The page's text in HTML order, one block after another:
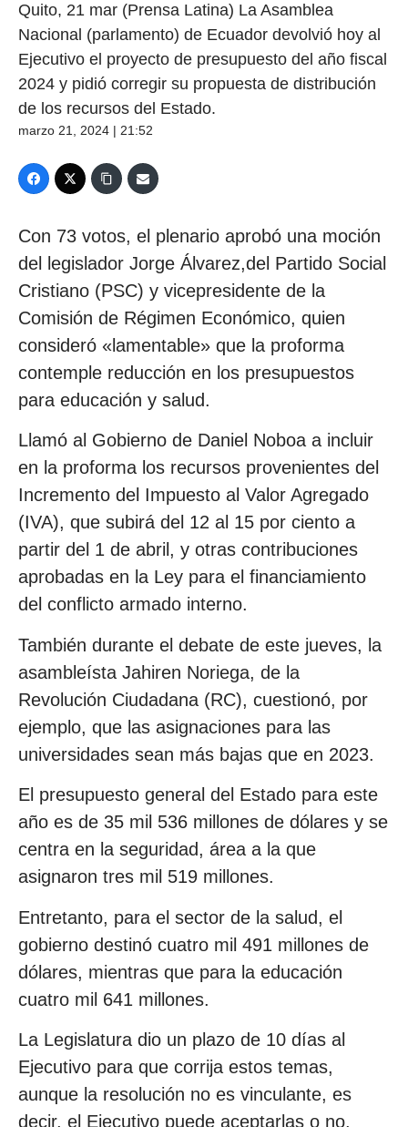
Quito, 21 mar (Prensa Latina) La Asamblea
Nacional (parlamento) de Ecuador devolvió hoy al
Ejecutivo el proyecto de presupuesto del año fiscal
2024 y pidió corregir su propuesta de distribución
de los recursos del Estado.
marzo 21, 2024 | 21:52
Con 73 votos, el plenario aprobó una moción
del legislador Jorge Álvarez,del Partido Social
Cristiano (PSC) y vicepresidente de la
Comisión de Régimen Económico, quien
consideró «lamentable» que la proforma
contemple reducción en los presupuestos
para educación y salud.
Llamó al Gobierno de Daniel Noboa a incluir
en la proforma los recursos provenientes del
Incremento del Impuesto al Valor Agregado
(IVA), que subirá del 12 al 15 por ciento a
partir del 1 de abril, y otras contribuciones
aprobadas en la Ley para el financiamiento
del conflicto armado interno.
También durante el debate de este jueves, la
asambleísta Jahiren Noriega, de la
Revolución Ciudadana (RC), cuestionó, por
ejemplo, que las asignaciones para las
universidades sean más bajas que en 2023.
El presupuesto general del Estado para este
año es de 35 mil 536 millones de dólares y se
centra en la seguridad, área a la que
asignaron tres mil 519 millones.
Entretanto, para el sector de la salud, el
gobierno destinó cuatro mil 491 millones de
dólares, mientras que para la educación
cuatro mil 641 millones.
La Legislatura dio un plazo de 10 días al
Ejecutivo para que corrija estos temas,
aunque la resolución no es vinculante, es
decir, el Ejecutivo puede aceptarlas o no.